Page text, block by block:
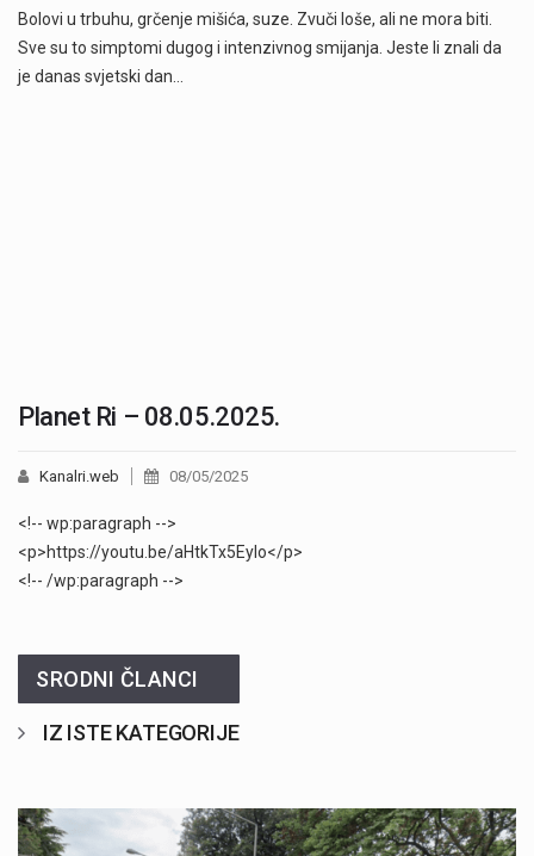
Bolovi u trbuhu, grčenje mišića, suze. Zvuči loše, ali ne mora biti.
Sve su to simptomi dugog i intenzivnog smijanja. Jeste li znali da
je danas svjetski dan…
Planet Ri – 08.05.2025.
Kanalri.web 08/05/2025
<!-- wp:paragraph -->
<p>https://youtu.be/aHtkTx5EyIo</p>
<!-- /wp:paragraph -->
SRODNI ČLANCI
IZ ISTE KATEGORIJE